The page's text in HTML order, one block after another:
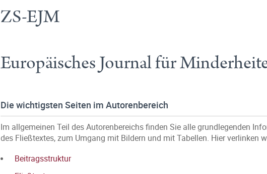
ZS-EJM
Europäisches Journal für
Die wichtigsten Seiten im Autorenbereich
Im allgemeinen Teil des Autorenbereichs finden Sie alle grundlegenden
des Fließtextes, zum Umgang mit Bildern und mit Tabellen. Hier verlinken
Beitragsstruktur